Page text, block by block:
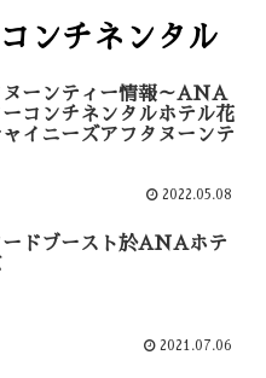
ンチネンタル
ヌーンティー情報～ANA
ーコンチネンタルホテル花
イニーズアフタヌーンテ
2022.05.08
ードブースト於ANAホテ
2021.07.06